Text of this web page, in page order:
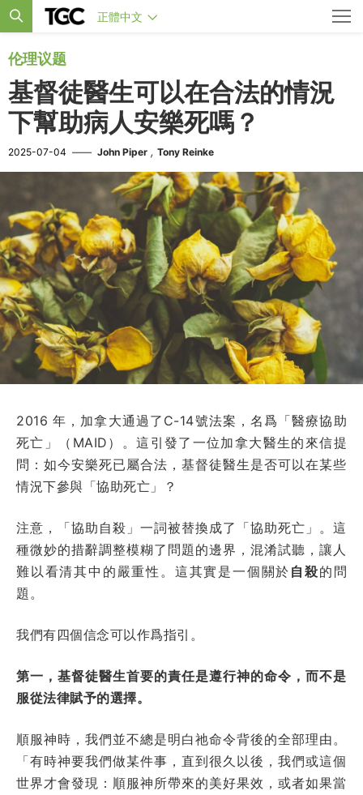
正體中文
伦理议题
基督徒醫生可以在合法的情況
下幫助病人安樂死嗎？
2025-07-04 —— John Piper , Tony Reinke
2016 年，加拿大通過了C-14號法案，名爲「醫療協助
死亡」（MAID）。這引發了一位加拿大醫生的來信提
問：如今安樂死已屬合法，基督徒醫生是否可以在某些
情況下參與「協助死亡」？
注意，「協助自殺」一詞被替換成了「協助死亡」。這
種微妙的措辭調整模糊了問題的邊界，混淆試聽，讓人
難以看清其中的嚴重性。這其實是一個關於 自殺的問
題。
我們有四個信念可以作爲指引。
第一，基督徒醫生首要的責任是遵行神的命令，而不是
服從法律賦予的選擇。
順服神時，我們並不總是明白祂命令背後的全部理由。
「有時神要我們做某件事，直到很久以後，我們或這個
世界才會發現：順服神所帶來的美好果效，或者如果當